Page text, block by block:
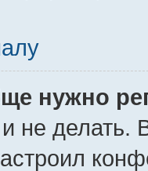
нужно
не делать.